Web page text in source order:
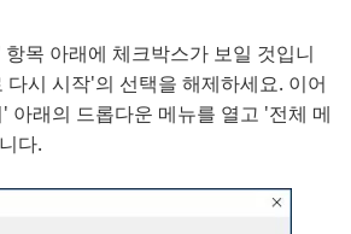
목 아래에 체크박스가 보일 것입니
시 시작'의 선택을 해제하세요. 이어
아래의 드롭다운 메뉴를 열고 '전체 메
다.